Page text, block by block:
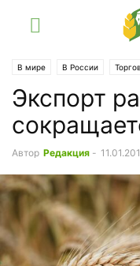
В мире В России
Экспорт
Автор Редакция -